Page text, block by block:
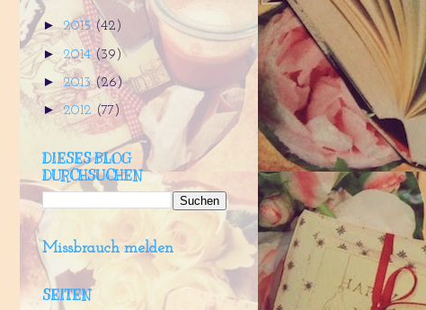
►2015 (42)
► 2014 (39)
► 2013 (26)
►2012(77)
DIESES BLOG
DURCHSUCHEN
Missbrauch melden
SEITEN